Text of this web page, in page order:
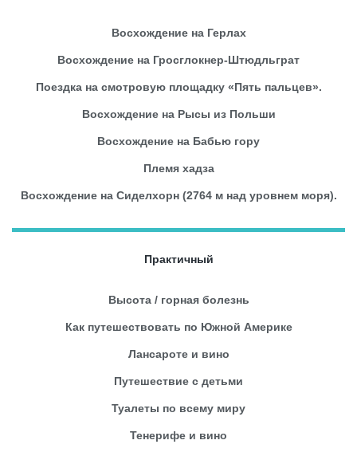
Восхождение на Герлах
Восхождение на Гросглокнер-Штюдльграт
Поездка на смотровую площадку «Пять пальцев».
Восхождение на Рысы из Польши
Восхождение на Бабью гору
Племя хадза
Восхождение на Сиделхорн (2764 м над уровнем моря).
Практичный
Высота / горная болезнь
Как путешествовать по Южной Америке
Лансароте и вино
Путешествие с детьми
Туалеты по всему миру
Тенерифе и вино